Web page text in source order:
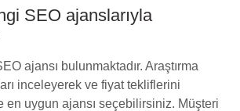
SEO ajanslarıyla
ajansı bulunmaktadır. Araştırma
inceleyerek ve fiyat tekliflerini
en uygun ajansı seçebilirsiniz. Müşteri